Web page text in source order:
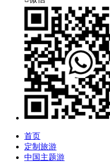
首页
定制旅游
中国主题游